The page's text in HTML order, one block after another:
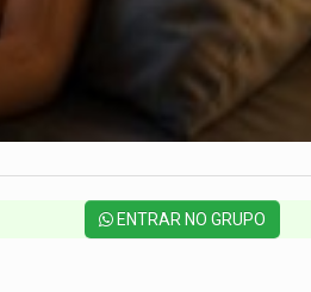
ENTRAR NO GRUPO